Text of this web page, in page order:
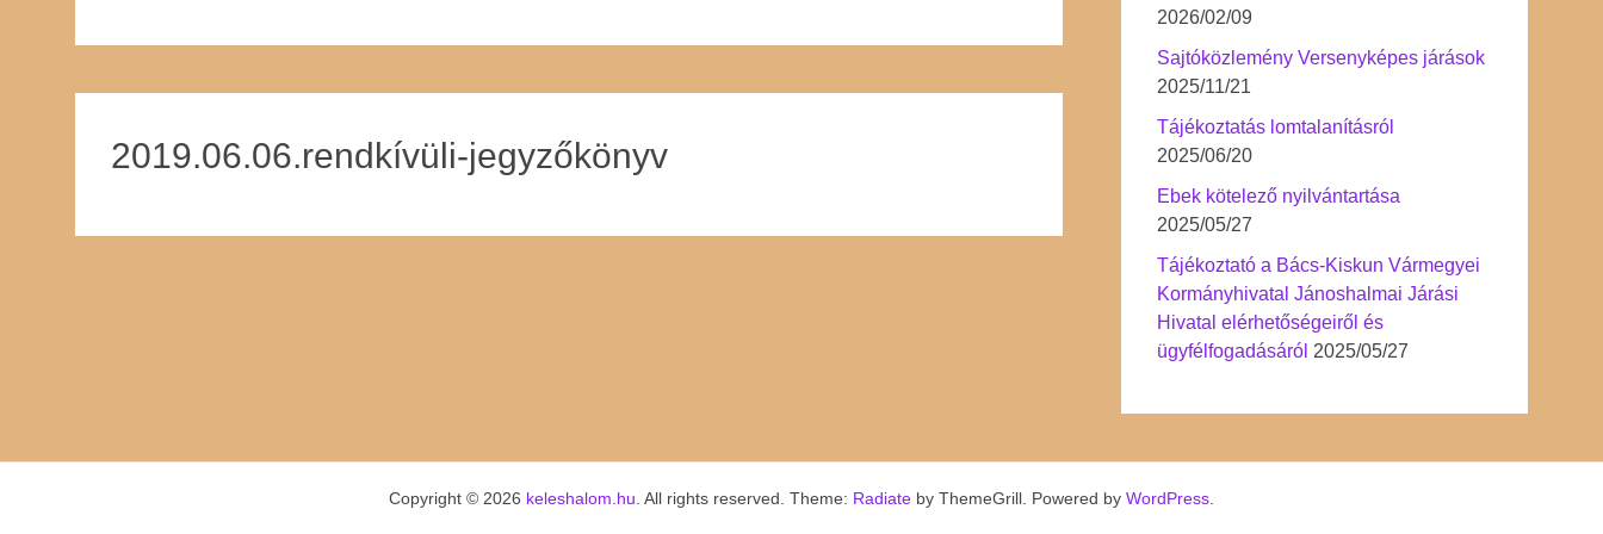
2019.06.06.rendkívüli-jegyzőkönyv
2026/02/09
Sajtóközlemény Versenyképes járások
2025/11/21
Tájékoztatás lomtalanításról
2025/06/20
Ebek kötelező nyilvántartása
2025/05/27
Tájékoztató a Bács-Kiskun Vármegyei
Kormányhivatal Jánoshalmai Járási
Hivatal elérhetőségeiről és
ügyfélfogadásáról 2025/05/27
Copyright © 2026 keleshalom.hu . All rights reserved. Theme: Radiate by ThemeGrill. Powered by WordPress